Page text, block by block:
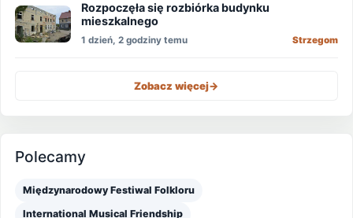
Rozpoczęła się rozbiórka budynku
mieszkalnego
1 dzień, 2 godziny temu Strzegom
Zobacz więcej->
Polecamy
Międzynarodowy Festiwal Folkloru
International Musical Friendship